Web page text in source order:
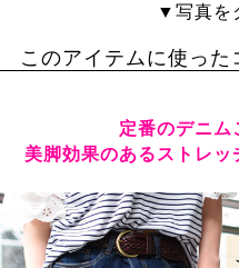
▼写真を
このアイテムに使っ
定番のデニ
美脚効果のあるストレ